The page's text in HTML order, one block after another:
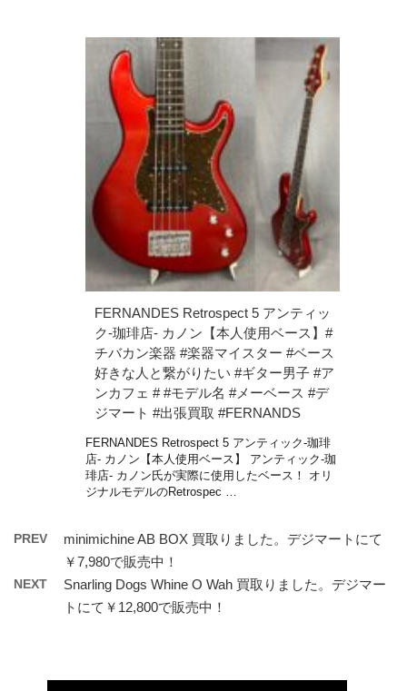
FERNANDES Retrospect 5 アンティッ
ク-珈琲店- カノン【本人使用ベース】#
チバカン楽器 #楽器マイスター #ベース
好きな人と繋がりたい #ギター男子 #ア
ンカフェ # #モデル名 #メーベース #デ
ジマート #出張買取 #FERNANDS
FERNANDES Retrospect 5 アンティック-珈琲
店- カノン【本人使用ベース】 アンティック-珈
琲店- カノン氏が実際に使用したベース！ オリ
ジナルモデルのRetrospec …
PREV
minimichine AB BOX 買取りました。デジマートにて
￥7,980で販売中！
NEXT
Snarling Dogs Whine O Wah 買取りました。デジマー
トにて￥12,800で販売中！